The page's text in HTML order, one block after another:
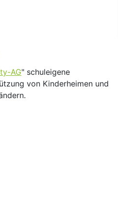
AG" schuleigene
von Kinderheimen und